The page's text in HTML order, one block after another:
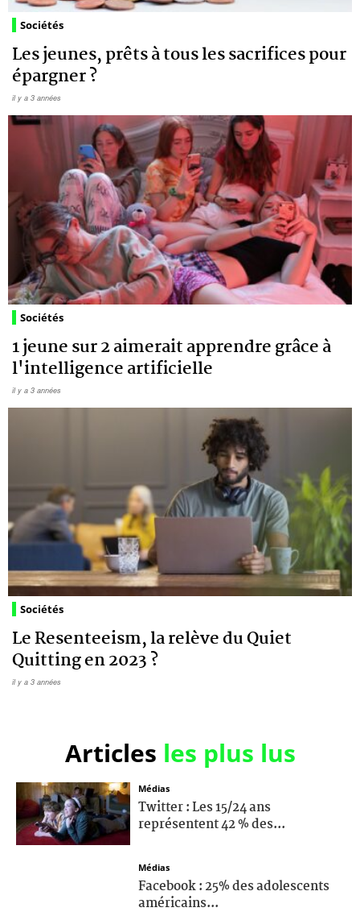
Sociétés
Les jeunes, prêts à tous les sacrifices pour
épargner ?
il y a 3 années
Sociétés
1 jeune sur 2 aimerait apprendre grâce à
l'intelligence artificielle
il y a 3 années
Sociétés
Le Resenteeism, la relève du Quiet
Quitting en 2023 ?
il y a 3 années
Articles les plus lus
Médias
Twitter : Les 15/24 ans
représentent 42 % des...
Médias
Facebook : 25% des adolescents
américains...